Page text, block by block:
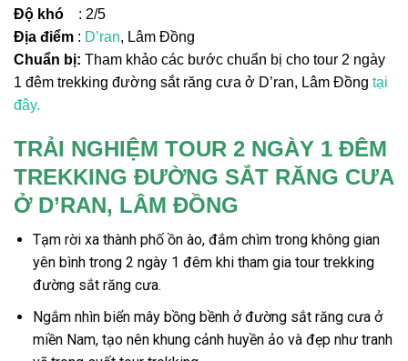
Độ khó : 2/5
Địa điểm : D’ran, Lâm Đồng
Chuẩn bị: Tham khảo các bước chuẩn bị cho tour 2 ngày
1 đêm trekking đường sắt răng cưa ở D’ran, Lâm Đồng tại
đây.
TRẢI NGHIỆM TOUR 2 NGÀY 1 ĐÊM
TREKKING ĐƯỜNG SẮT RĂNG CƯA
Ở D’RAN, LÂM ĐỒNG
Tạm rời xa thành phố ồn ào, đắm chìm trong không gian
yên bình trong 2 ngày 1 đêmkhi tham giatour trekking
đường sắt răng cưa.
Ngắm nhìn biển mây bồng bềnh ở đường sắt răng cưa ở
miền Nam, tạo nên khung cảnh huyền ảo và đẹp như tranh